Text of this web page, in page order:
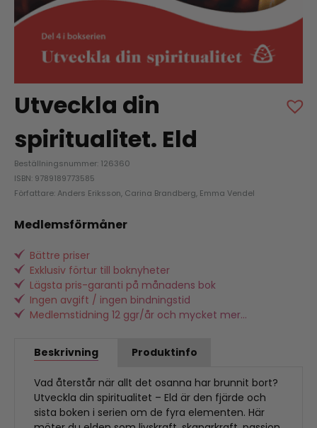
Utveckla din
spiritualitet. Eld
Beställningsnummer: 126360
ISBN: 9789189773585
Författare: Anders Eriksson, Carina Brandberg, Emma Vendel
Medlemsförmåner
Bättre priser
Exklusiv förtur till boknyheter
Lägsta pris-garanti på månadens bok
Ingen avgift / ingen bindningstid
Medlemstidning 12 ggr/år och mycket mer...
Beskrivning Produktinfo
Vad återstår när allt det osanna har brunnit bort?
Utveckla din spiritualitet – Eld är den fjärde och
sista boken i serien om de fyra elementen. Här